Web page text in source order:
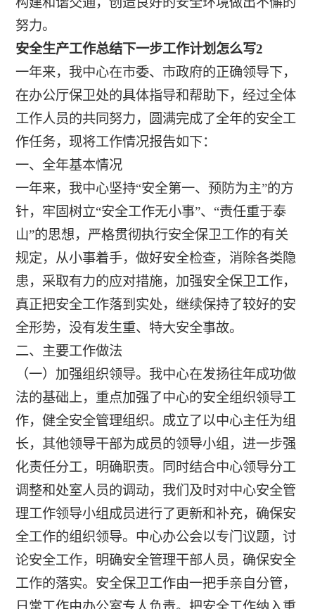
努力。
安全生产工作总结下一步工作计划怎么写2
一年来，我中心在市委、市政府的正确领导下，
在办公厅保卫处的具体指导和帮助下，经过全体
工作人员的共同努力，圆满完成了全年的安全工
作任务，现将工作情况报告如下：
一、全年基本情况
一年来，我中心坚持“安全第一、预防为主”的方
针，牢固树立“安全工作无小事”、“责任重于泰
山”的思想，严格贯彻执行安全保卫工作的有关
规定，从小事着手，做好安全检查，消除各类隐
患，采取有力的应对措施，加强安全保卫工作，
真正把安全工作落到实处，继续保持了较好的安
全形势，没有发生重、特大安全事故。
二、主要工作做法
（一）加强组织领导。我中心在发扬往年成功做
法的基础上，重点加强了中心的安全组织领导工
作，健全安全管理组织。成立了以中心主任为组
长，其他领导干部为成员的领导小组，进一步强
化责任分工，明确职责。同时结合中心领导分工
调整和处室人员的调动，我们及时对中心安全管
理工作领导小组成员进行了更新和补充，确保安
全工作的组织领导。中心办公会以专门议题，讨
论安全工作，明确安全管理干部人员，确保安全
工作的落实。安全保卫工作由一把手亲自分管，